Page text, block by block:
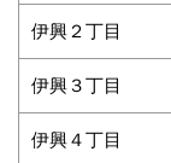
伊興２丁目
伊興３丁目
伊興４丁目